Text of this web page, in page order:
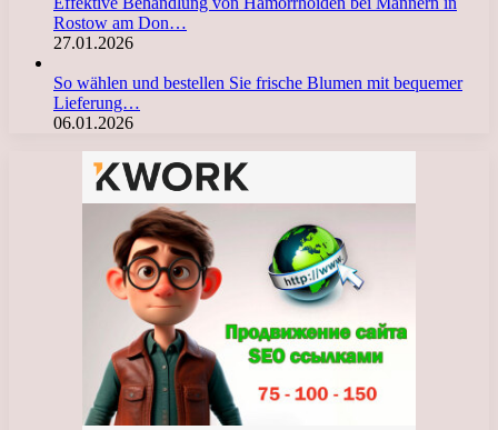
Rostow am Don…
27.01.2026
So wählen und bestellen Sie frische Blumen mit bequemer
Lieferung…
06.01.2026